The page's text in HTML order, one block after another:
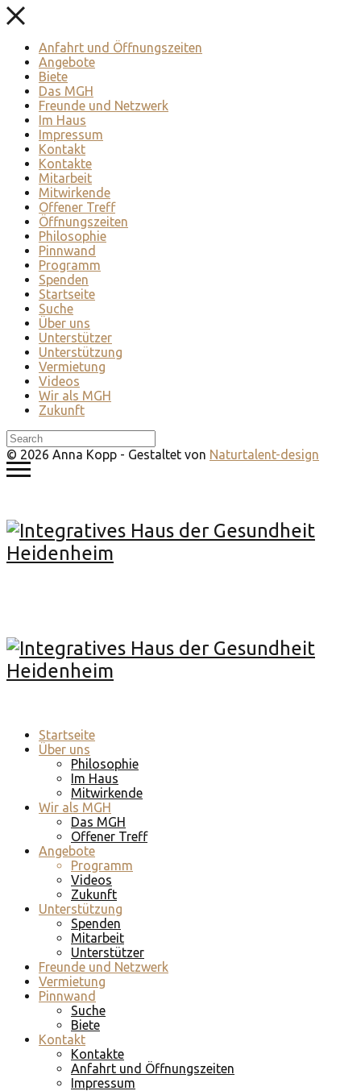
Anfahrt und Öffnungszeiten
Angebote
Biete
Das MGH
Freunde und Netzwerk
Im Haus
Impressum
Kontakt
Kontakte
Mitarbeit
Mitwirkende
Offener Treff
Öffnungszeiten
Philosophie
Pinnwand
Programm
Spenden
Startseite
Suche
Über uns
Unterstützer
Unterstützung
Vermietung
Videos
Wir als MGH
Zukunft
© 2026 Anna Kopp - Gestaltet von Naturtalent-design
Startseite
Über uns
Philosophie
Im Haus
Mitwirkende
Wir als MGH
Das MGH
Offener Treff
Angebote
Programm
Videos
Zukunft
Unterstützung
Spenden
Mitarbeit
Unterstützer
Freunde und Netzwerk
Vermietung
Pinnwand
Suche
Biete
Kontakt
Kontakte
Anfahrt und Öffnungszeiten
Impressum